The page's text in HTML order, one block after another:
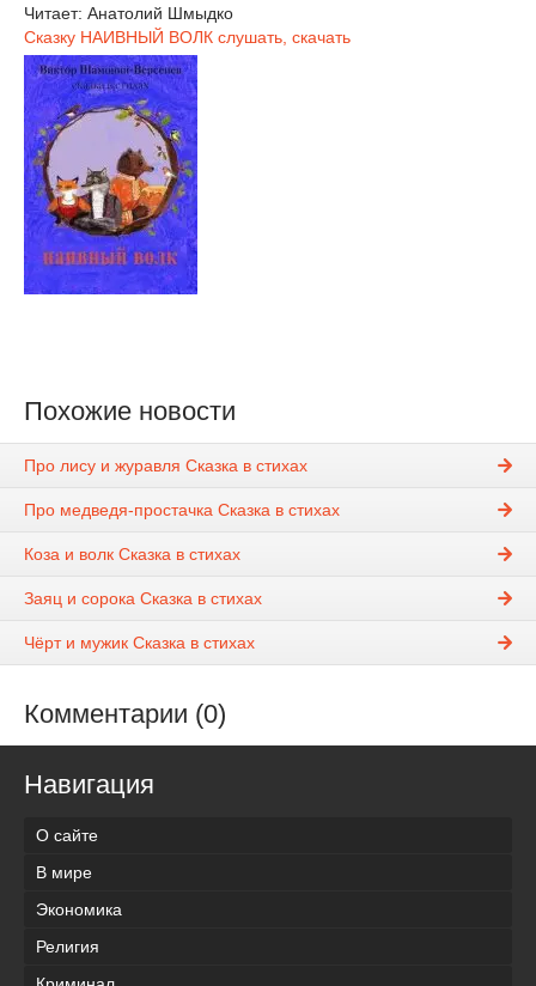
Читает: Анатолий Шмыдко
Сказку НАИВНЫЙ ВОЛК слушать, скачать
Похожие новости
Про лису и журавля Сказка в стихах
Про медведя-простачка Сказка в стихах
Коза и волк Сказка в стихах
Заяц и сорока Сказка в стихах
Чёрт и мужик Сказка в стихах
Комментарии (0)
Навигация
О сайте
В мире
Экономика
Религия